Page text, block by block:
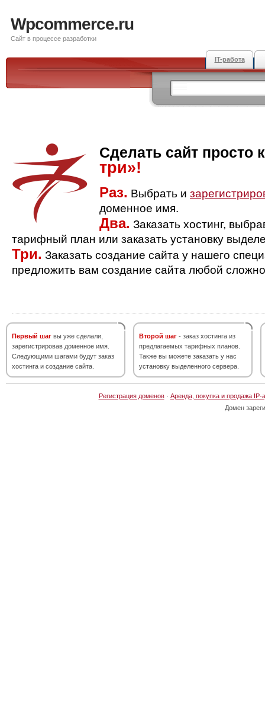
Wpcommerce.ru
Сайт в процессе разработки
IT-работа
Сделать сайт просто
три»!
Раз. Выбрать и
доменное имя.
Два. Заказать хостинг,
тарифный план или заказать установку
Три. Заказать создание сайта у нашего
предложить вам создание сайта любой
Первый шаг вы уже сделали,
зарегистрировав доменное имя.
Следующими шагами будут заказ
хостинга и создание сайта.
Второй шаг - заказ хостинга из
предлагаемых тарифных планов.
Также вы можете заказать у нас
установку выделенного сервера.
Регистрация доменов· Аренда, покупка и продажа IP-
Домен